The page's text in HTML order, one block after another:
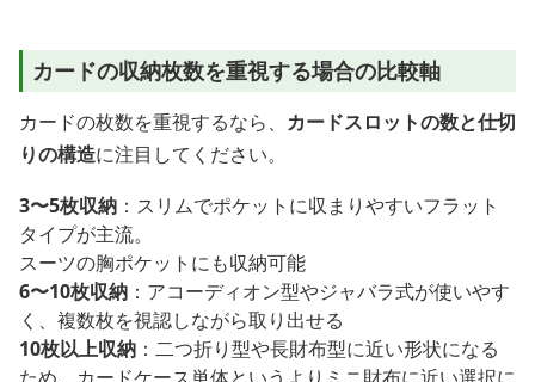
カードの収納枚数を重視する場合の比較軸
カードの枚数を重視するなら、 カードスロットの数と仕切
りの構造に注目してください。
3〜5枚収納 ：スリムでポケットに収まりやすいフラット
タイプが主流。
スーツの胸ポケットにも収納可能
6〜10枚収納 ：アコーディオン型やジャバラ式が使いやす
く、複数枚を視認しながら取り出せる
10枚以上収納 ：二つ折り型や長財布型に近い形状になる